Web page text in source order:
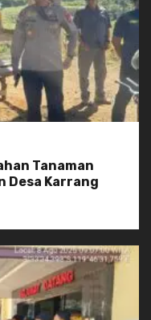
Tanaman
Desa Karrang